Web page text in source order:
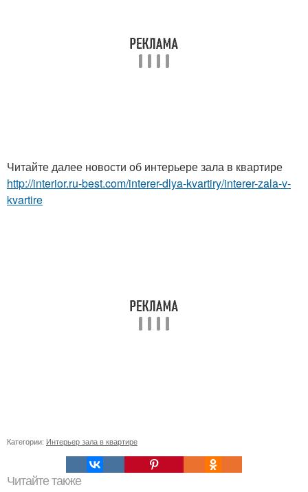
Читайте далее новости об интерьере зала в квартире
http://interior.ru-best.com/interer-dlya-kvartiry/interer-zala-v-
kvartire
Категории: Интерьер зала в квартире
Читайте также